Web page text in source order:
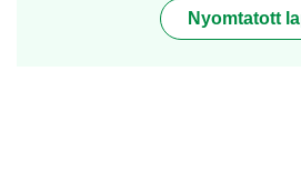
Nyomtatott